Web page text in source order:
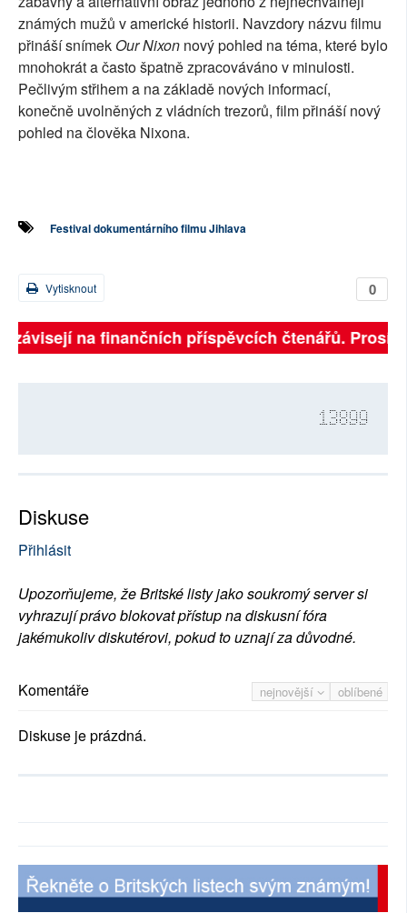
známých mužů v americké historii. Navzdory názvu filmu
přináší snímek Our Nixon nový pohled na téma, které bylo
mnohokrát a často špatně zpracováváno v minulosti.
Pečlivým střihem a na základě nových informací,
konečně uvolněných z vládních trezorů, film přináší nový
pohled na člověka Nixona.
Festival dokumentárního filmu Jihlava
0
Vytisknout
na finančních příspěvcích čtenářů.
13899
Diskuse
Přihlásit
Upozorňujeme, že Britské listy jako soukromý server si
vyhrazují právo blokovat přístup na diskusní fóra
jakémukoliv diskutérovi, pokud to uznají za důvodné.
nejnovější oblíbené
Komentáře
Diskuse je prázdná.